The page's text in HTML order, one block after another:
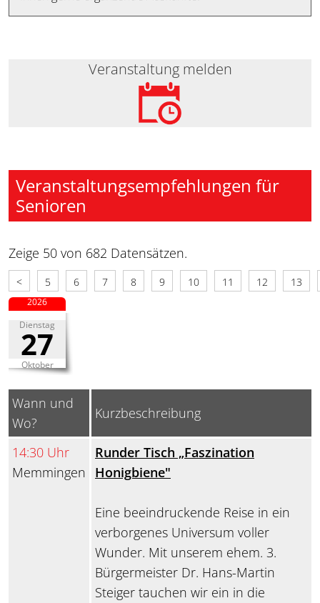
Veranstaltung melden
Veranstaltungsempfehlungen für
Senioren
Zeige 50 von 682 Datensätzen.
< 5 6 7 8 9 10 11 12 13
Dienstag
27
Oktober
2026
Wann und
Wo?
Kurzbeschreibung
14:30 Uhr
Memmingen
Runder Tisch „Faszination
Honigbiene"
Eine beeindruckende Reise in ein
verborgenes Universum voller
Wunder. Mit unserem ehem. 3.
Bürgermeister Dr. Hans-Martin
Steiger tauchen wir ein in die